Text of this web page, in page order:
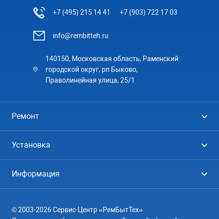
+7 (495) 215 14 41 +7 (903) 722 17 03
info@rembitteh.ru
140150, Московская область, Раменский
городской округ, рп Быково,
Праволинейная улица, 25/1
Ремонт
Посудомоечные машины
Кондиционеры
Установка
Кондиционеры
Информация
География
© 2003-2026 Сервис-Центр «РемБытТех»